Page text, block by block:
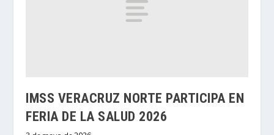
IMSS VERACRUZ NORTE PARTICIPA EN
FERIA DE LA SALUD 2026